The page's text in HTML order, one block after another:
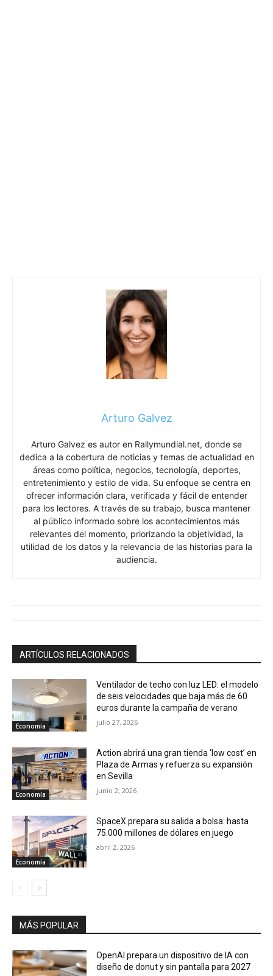
Arturo Galvez
Arturo Galvez es autor en Rallymundial.net, donde se
dedica a la cobertura de noticias y temas de actualidad en
áreas como política, negocios, tecnología, deportes,
entretenimiento y estilo de vida. Su enfoque se centra en
ofrecer información clara, verificada y fácil de entender
para los lectores. A través de su trabajo, busca mantener
al público informado sobre los acontecimientos más
relevantes del momento, priorizando la objetividad, la
utilidad de los datos y la relevancia de las historias para la
audiencia.
ARTÍCULOS RELACIONADOS
Economía
Ventilador de techo con luz LED: el modelo
de seis velocidades que baja más de 60
euros durante la campaña de verano
julio 27, 2026
Economía
Action abrirá una gran tienda ‘low cost’ en
Plaza de Armas y refuerza su expansión
en Sevilla
junio 2, 2026
Economía
SpaceX prepara su salida a bolsa: hasta
75.000 millones de dólares en juego
abril 2, 2026
MÁS POPULAR
OpenAI prepara un dispositivo de IA con
diseño de donut y sin pantalla para 2027